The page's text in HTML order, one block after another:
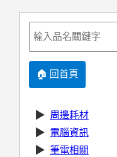
🏠 回首頁
▶ 周邊耗材
▶ 電腦資訊
▶ 筆電相關